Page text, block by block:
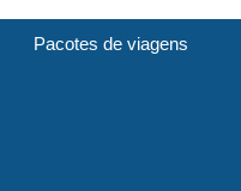
Pacotes de viagens